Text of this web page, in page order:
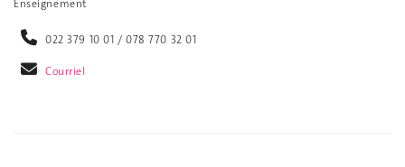
Enseignement
022 379 10 01 / 078 770 32 01
Courriel